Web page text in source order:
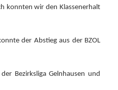
konnten wir den Klassenerhalt
der Abstieg aus der BZOL
Bezirksliga Gelnhausen und